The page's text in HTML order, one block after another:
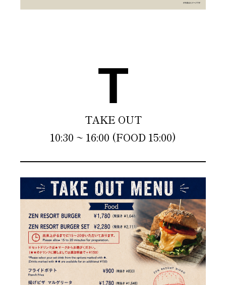
T
TAKE OUT
10:30 ~ 16:00 (FOOD 15:00)